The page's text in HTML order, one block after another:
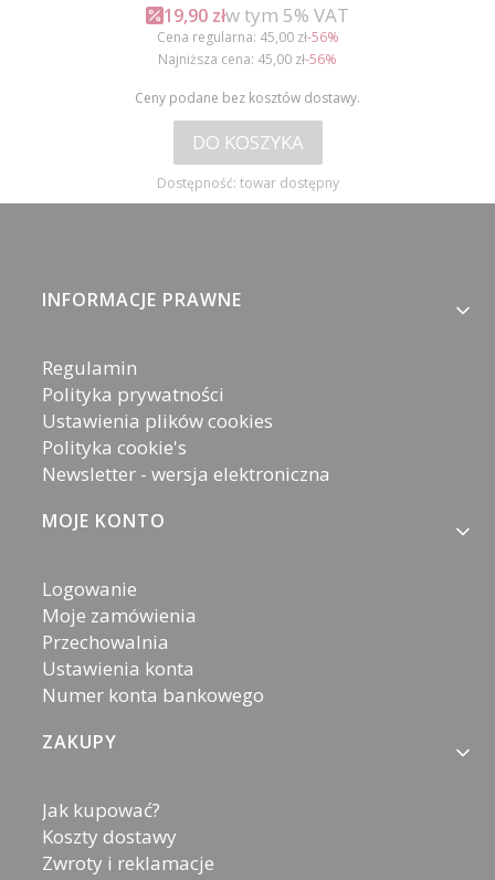
Cena promocyjna brutto
19,90 złw tym %s VAT
w tym 5% VAT
Cena regularna: 45,00 zł-56%
Najniższa cena: 45,00 zł-56%
Ceny podane bez kosztów dostawy.
DO KOSZYKA
Dostępność: towar dostępny
Linki w stopce
INFORMACJE PRAWNE
Regulamin
Polityka prywatności
Ustawienia plików cookies
Polityka cookie's
Newsletter - wersja elektroniczna
MOJE KONTO
Logowanie
Moje zamówienia
Przechowalnia
Ustawienia konta
Numer konta bankowego
ZAKUPY
Jak kupować?
Koszty dostawy
Zwroty i reklamacje